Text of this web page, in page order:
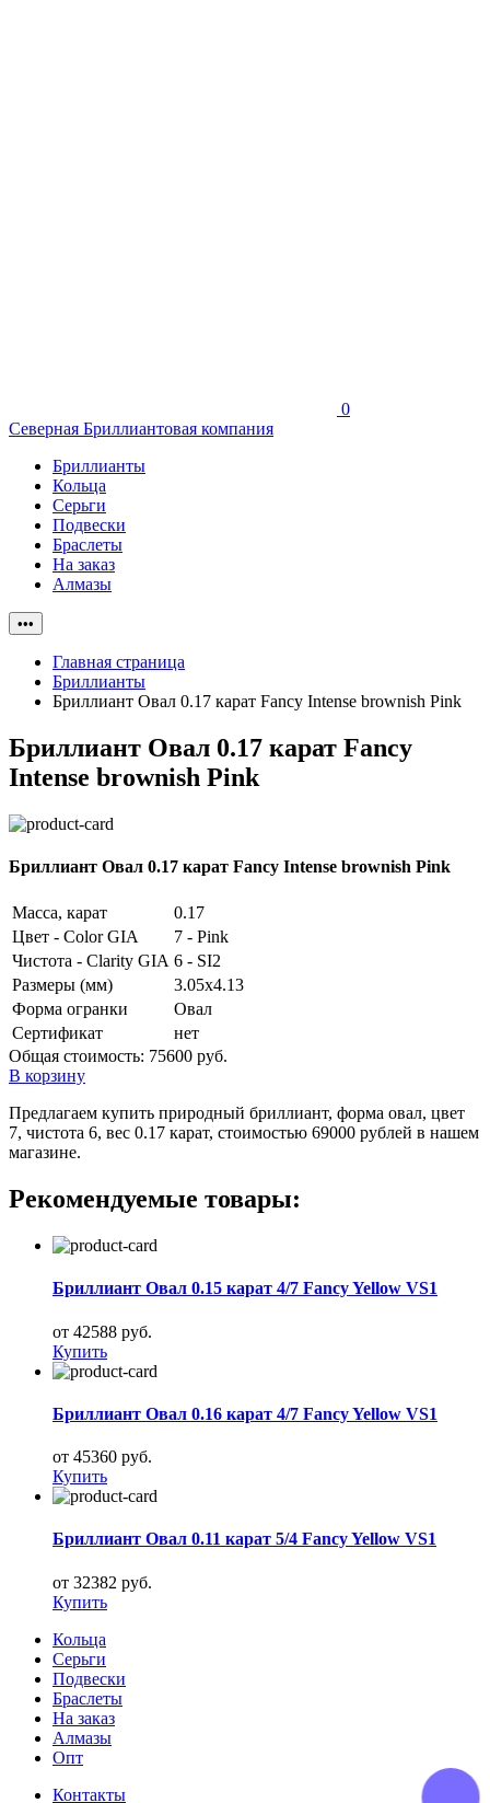
0
Северная Бриллиантовая компания
Бриллианты
Кольца
Серьги
Подвески
Браслеты
На заказ
Алмазы
•••
Главная страница
Бриллианты
Бриллиант Овал 0.17 карат Fancy Intense brownish Pink
Бриллиант Овал 0.17 карат Fancy
Intense brownish Pink
Бриллиант Овал 0.17 карат Fancy Intense brownish Pink
Масса, карат
0.17
Цвет - Color GIA
7 - Pink
Чистота - Clarity GIA 6 - SI2
Размеры (мм)
3.05x4.13
Форма огранки
Овал
Сертификат
нет
Общая стоимость: 75600 руб.
В корзину
Предлагаем купить природный бриллиант, форма овал, цвет
7, чистота 6, вес 0.17 карат, стоимостью 69000 рублей в нашем
магазине.
Рекомендуемые товары:
Бриллиант Овал 0.15 карат 4/7 Fancy Yellow VS1
от 42588 руб.
Купить
Бриллиант Овал 0.16 карат 4/7 Fancy Yellow VS1
от 45360 руб.
Купить
Бриллиант Овал 0.11 карат 5/4 Fancy Yellow VS1
от 32382 руб.
Купить
Кольца
Серьги
Подвески
Браслеты
На заказ
Алмазы
Опт
Контакты